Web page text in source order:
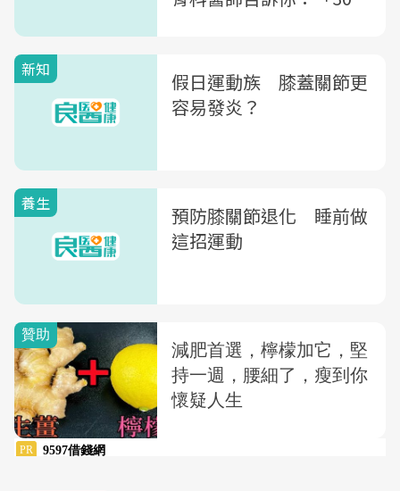
新知
假日運動族 膝蓋關節更
容易發炎？
養生
預防膝關節退化 睡前做
這招運動